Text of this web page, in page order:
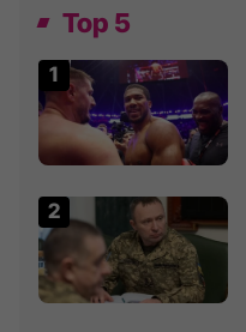
Top 5